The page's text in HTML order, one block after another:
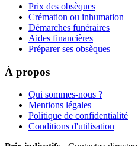
Prix des obsèques
Crémation ou inhumation
Démarches funéraires
Aides financières
Préparer ses obsèques
À propos
Qui sommes-nous ?
Mentions légales
Politique de confidentialité
Conditions d'utilisation